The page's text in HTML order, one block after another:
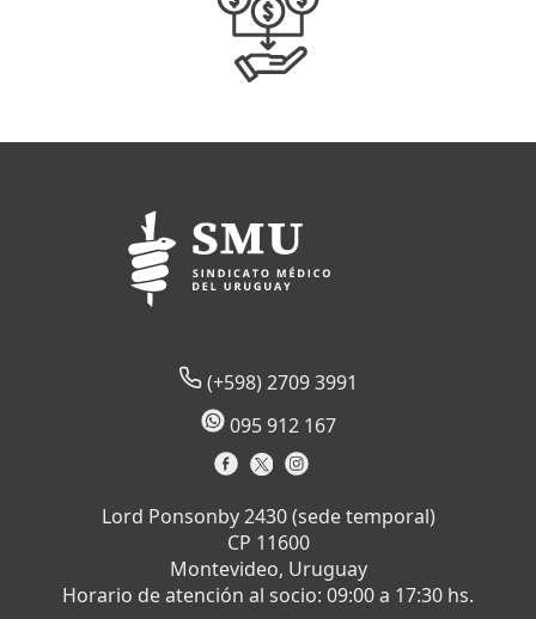
(+598) 2709 3991
095 912 167
Lord Ponsonby 2430 (sede temporal)
CP 11600
Montevideo, Uruguay
Horario de atención al socio: 09:00 a 17:30 hs.